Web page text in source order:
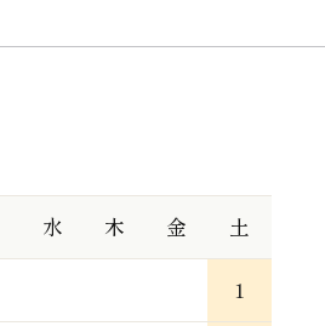
水 木 金 土
1